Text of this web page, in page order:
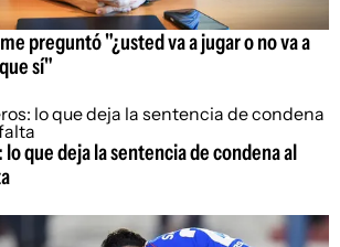
preguntó "¿usted va a jugar o no va a
sí"
lo que deja la sentencia de condena al